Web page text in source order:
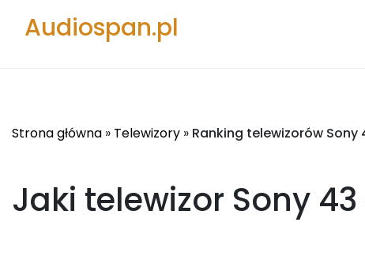
Audiospan.pl
Strona główna » Telewizory » Ranking telewizorów Sony
Jaki telewizor Sony